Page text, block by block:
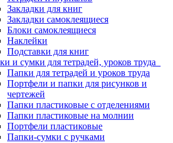
Закладки для книг
Закладки самоклеящиеся
Блоки самоклеящиеся
Наклейки
Подставки для книг
и сумки для тетрадей, уроков труда
Папки для тетрадей и уроков труда
Портфели и папки для рисунков и
чертежей
Папки пластиковые с отделениями
Папки пластиковые на молнии
Портфели пластиковые
Папки-сумки с ручками